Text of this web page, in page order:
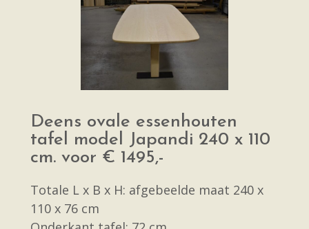
Deens ovale essenhouten
tafel model Japandi 240 x 110
cm. voor € 1495,-
Totale L x B x H: afgebeelde maat 240 x
110 x 76 cm